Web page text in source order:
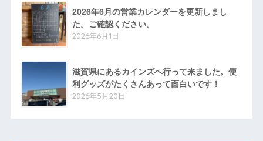
2026年6月の営業カレンダーを更新しまし
た。ご確認ください。
2026年6月1日
滋賀県にあるカインズへ行って来ました。便
利グッズがたくさんあって面白いです！
2026年5月20日